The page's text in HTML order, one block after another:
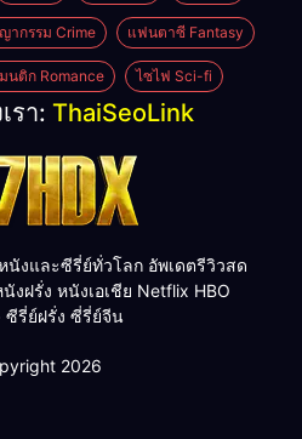
ากรรม Crime แฟนตาซี Fantasy
นติก Romance ไซไฟ Sci-fi
รา: ThaiSeoLink
นังและซีรี่ย์ทั่วโลก อัพเดตรีวิวสด
งฝรั่ง หนังเอเชีย Netflix HBO
ซีรี่ย์ฝรั่ง ซี่รี่ย์จีน
2026